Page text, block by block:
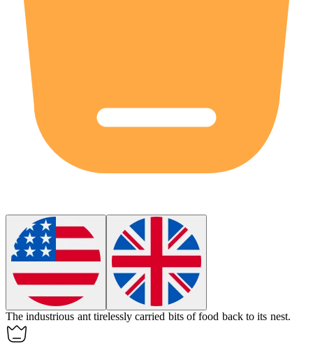
The industrious ant tirelessly carried bits of food back to its nest.